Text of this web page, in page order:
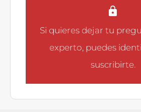
Si quieres dejar tu
experto, puedes
suscribirte.